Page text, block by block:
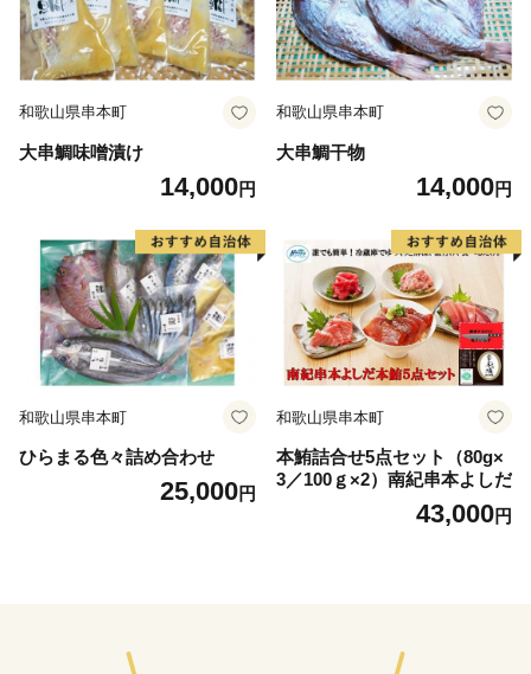
和歌山県串本町
大串鯛味噌漬け
14,000円
和歌山県串本町
大串鯛干物
14,000円
和歌山県串本町
ひらまる色々詰め合わせ
25,000円
和歌山県串本町
本鮪詰合せ5点セット（80g×
3／100ｇ×2）南紀串本よしだ
43,000円